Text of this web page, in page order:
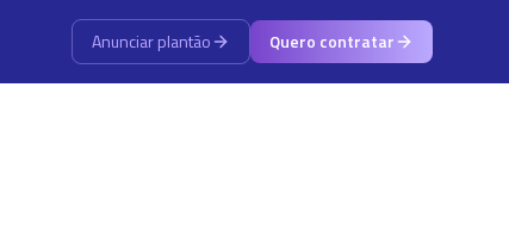
Anunciar plantão Quero contratar